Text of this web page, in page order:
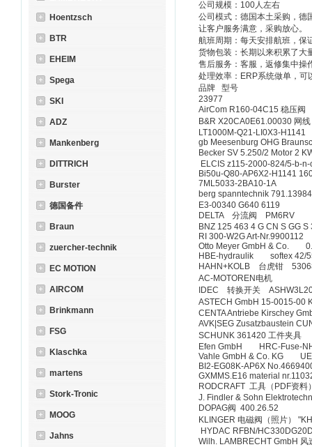
Hoentzsch
BTR
EHEIM
Spega
SKI
ADZ
Mankenberg
DITTRICH
Burster
德国备件
Braun
zuercher-technik
EC MOTION
AIRCOM
Brinkmann
FSG
Klaschka
martens
Stork-Tronic
MOOG
Jahns
公司规模：100人左右
公司模式：德国本土采购，德
让客户服务满意，采购放心。
航班周期：每天安排航班，保
货物包装：长期以来积累了大
售后服务：客服，返修集中操
处理效率：ERP系统做单，可
品牌 型号
23977
AirCom R160-04C15 稳压阀
B&R X20CA0E61.00030 网线
LT1000M-Q21-LI0X3-H1141
gb Meesenburg OHG
Becker SV 5.250/2 Motor 2
ELCIS z115-2000-824/5-b-
Bi50u-Q80-AP6X2-H1141
7ML5033-2BA10-1A
berg spanntechnik
E3-00340 G640 6119
DELTA 分流阀 PM6RV
BNZ 125 463 4 G CN S GG S
RI 300-W2G Art-Nr.9900112
Otto Meyer GmbH & Co.
HBE-hydraulik softex 42/
HAHN+KOLB 台虎钳
AC-MOTOREN电机
IDEC 转换开关
ASTECH GmbH 15-0015-00
CENTA Antriebe Kirschey
AVK|SEG Zusatzbaustein
SCHUNK 361420 工件夹具
Efen GmbH HRC-Fuse-
Vahle GmbH & Co. KG
BI2-EG08K-AP6X
GXMMS.E16 material
RODCRAFT 工具（PDF资料
J. Findler & Sohn
DOPAG阀 400.26.52
KLINGER 电磁阀（照片）
HYDAC RFBN/
Wilh. LAMBRECHT GmbH